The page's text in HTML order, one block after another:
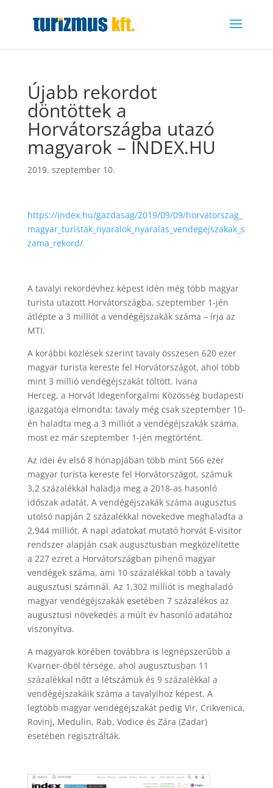
Újabb rekordot
döntöttek a
Horvátországba utazó
magyarok – INDEX.HU
2019. szeptember 10.
https://index.hu/gazdasag/2019/09/09/horvatorszag_
magyar_turistak_nyaralok_nyaralas_vendegejszakak_s
zama_rekord/
A tavalyi rekordévhez képest idén még több magyar
turista utazott Horvátországba, szeptember 1-jén
átlépte a 3 milliót a vendégéjszakák száma – írja az
MTI.
A korábbi közlések szerint tavaly összesen 620 ezer
magyar turista kereste fel Horvátországot, ahol több
mint 3 millió vendégéjszakát töltött. Ivana
Herceg, a Horvát Idegenforgalmi Közösség budapesti
igazgatója elmondta: tavaly még csak szeptember 10-
én haladta meg a 3 milliót a vendégéjszakák száma,
most ez már szeptember 1-jén megtörtént.
Az idei év első 8 hónapjában több mint 566 ezer
magyar turista kereste fel Horvátországot, számuk
3,2 százalékkal haladja meg a 2018-as hasonló
időszak adatát. A vendégéjszakák száma augusztus
utolsó napján 2 százalékkal növekedve meghaladta a
2,944 milliót. A napi adatokat mutató horvát E-visitor
rendszer alapján csak augusztusban megközelítette
a 227 ezret a Horvátországban pihenő magyar
vendégek száma, ami 10 százalékkal több a tavaly
augusztusi számnál. Az 1,302 milliót is meghaladó
magyar vendégéjszakák esetében 7 százalékos az
augusztusi növekedés a múlt év hasonló adatához
viszonyítva.
A magyarok körében továbbra is legnépszerűbb a
Kvarner-öböl térsége, ahol augusztusban 11
százalékkal nőtt a létszámuk és 9 százalékkal a
vendégéjszakáik száma a tavalyihoz képest. A
legtöbb magyar vendégéjszakát pedig Vir, Crikvenica,
Rovinj, Medulin, Rab, Vodice és Zára (Zadar)
esetében regisztrálták.